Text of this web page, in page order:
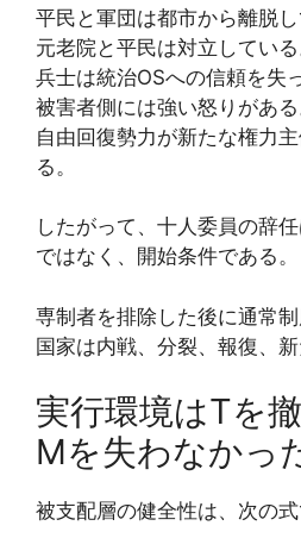
平民と軍団は都市から離脱し
元老院と平民は対立している
兵士は統治OSへの信頼を失
被害者側には強い怒りがある
自由回復勢力が新たな権力
る。
したがって、十人委員の辞
ではなく、開始条件である。
専制者を排除した後に通常制
国家は内戦、分裂、報復、新
実行環境はTを
Mを失わなかっ
被支配層の健全性は、次の式